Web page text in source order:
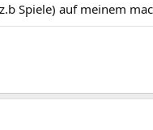
Spiele) auf meinem